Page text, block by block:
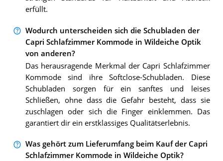
erfüllt.
Wodurch unterscheiden sich die Schubladen der
Capri Schlafzimmer Kommode in Wildeiche Optik
von anderen?
Das herausragende Merkmal der Capri Schlafzimmer
Kommode sind ihre Softclose-Schubladen. Diese
Schubladen sorgen für ein sanftes und leises
Schließen, ohne dass die Gefahr besteht, dass sie
zuschlagen oder sich die Finger einklemmen. Das
garantiert dir ein erstklassiges Qualitätserlebnis.
Was gehört zum Lieferumfang beim Kauf der Capri
Schlafzimmer Kommode in Wildeiche Optik?